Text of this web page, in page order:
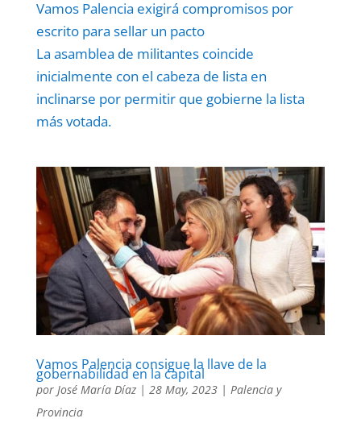
Vamos Palencia exigirá compromisos por
escrito para sellar un pacto
La asamblea de militantes coincide
inicialmente con el cabeza de lista en
inclinarse por permitir que gobierne la lista
más votada.
Vamos Palencia consigue la llave de la
gobernabilidad en la capital
por José María Díaz| 28 May, 2023| Palencia y
Provincia